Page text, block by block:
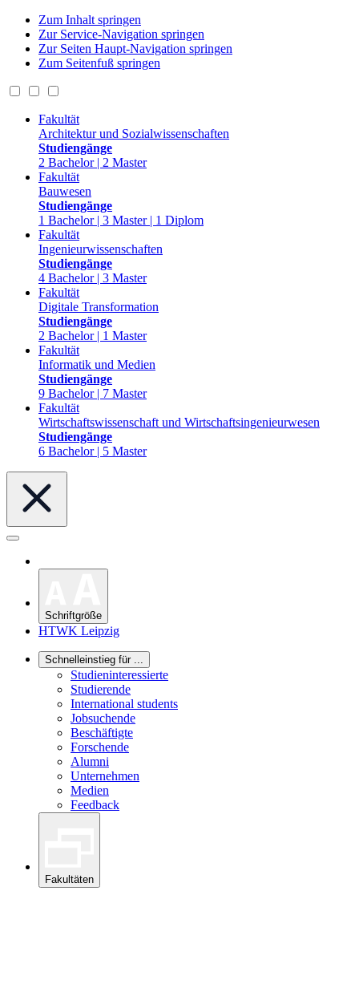
Zum Inhalt springen
Zur Service-Navigation springen
Zur Seiten Haupt-Navigation springen
Zum Seitenfuß springen
Fakultät
Architektur und Sozialwissenschaften
Studiengänge
2 Bachelor | 2 Master
Fakultät
Bauwesen
Studiengänge
1 Bachelor | 3 Master | 1 Diplom
Fakultät
Ingenieurwissenschaften
Studiengänge
4 Bachelor | 3 Master
Fakultät
Digitale Transformation
Studiengänge
2 Bachelor | 1 Master
Fakultät
Informatik und Medien
Studiengänge
9 Bachelor | 7 Master
Fakultät
Wirtschaftswissenschaft und Wirtschaftsingenieurwesen
Studiengänge
6 Bachelor | 5 Master
Schriftgröße
HTWK Leipzig
Schnelleinstieg für ...
Studieninteressierte
Studierende
International students
Jobsuchende
Beschäftigte
Forschende
Alumni
Unternehmen
Medien
Feedback
Fakultäten